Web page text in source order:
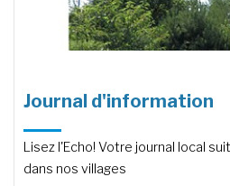
Journal d'information
Lisez l'Echo! Votre journal local
dans nos villages